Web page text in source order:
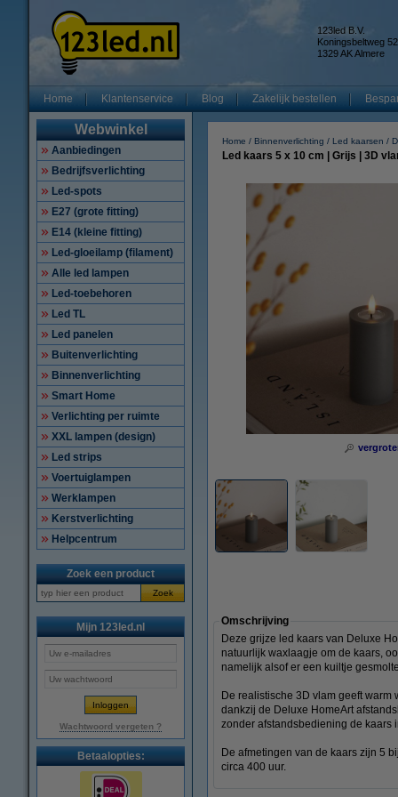
123led B.V.
Koningsbeltweg 52
1329 AK Almere
Home Klantenservice Blog Zakelijk bestellen
Webwinkel
Aanbiedingen
Bedrijfsverlichting
Led-spots
E27 (grote fitting)
E14 (kleine fitting)
Led-gloeilamp (filament)
Alle led lampen
Led-toebehoren
Led TL
Led panelen
Buitenverlichting
Binnenverlichting
Smart Home
Verlichting per ruimte
XXL lampen (design)
Led strips
Voertuiglampen
Werklampen
Kerstverlichting
Helpcentrum
Zoek een product
Zoek
Mijn 123led.nl
Wachtwoord vergeten ?
Betaalopties:
Home Binnenverlichting Led kaarsen
Led kaars 5 x 10 cm | Grijs | 3D
Omschrijving
Deze grijze led kaars van Deluxe
natuurlijk waxlaagje om de kaars,
namelijk alsof er een kuiltje
De realistische 3D vlam geeft
dankzij de Deluxe HomeArt
zonder afstandsbediening de kaars
De afmetingen van de kaars zijn 5
circa 400 uur.